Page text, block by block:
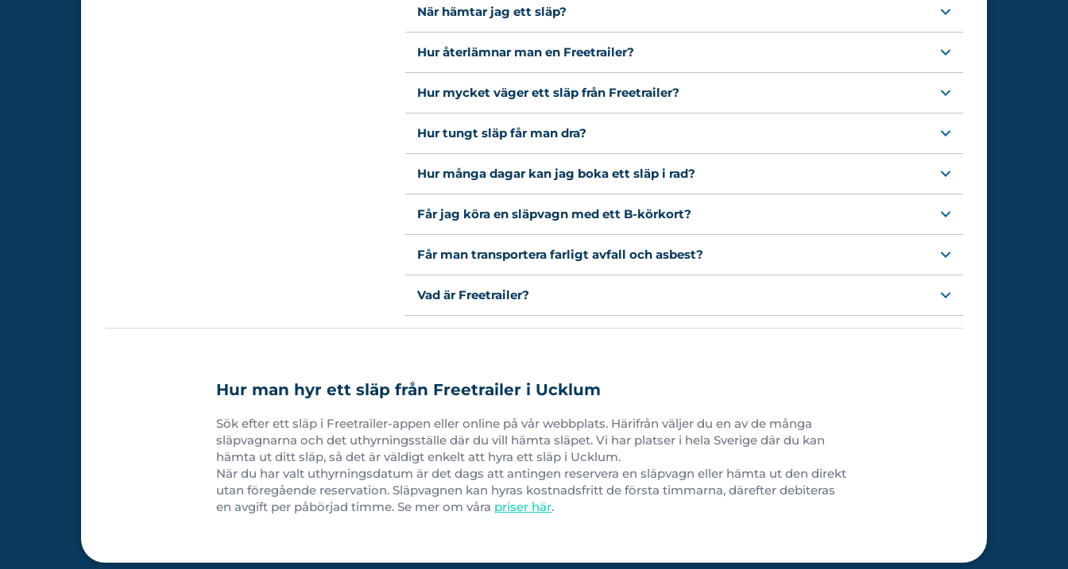
När hämtar jag ett släp?
Hur återlämnar man en Freetrailer?
Hur mycket väger ett släp från Freetrailer?
Hur tungt släp får man dra?
Hur många dagar kan jag boka ett släp i rad?
Får jag köra en släpvagn med ett B-körkort?
Får man transportera farligt avfall och asbest?
Vad är Freetrailer?
Hur man hyr ett släp från Freetrailer i Ucklum
Sök efter ett släp i Freetrailer-appen eller online på vår webbplats. Härifrån väljer du en av de många
släpvagnarna och det uthyrningsställe där du vill hämta släpet. Vi har platser i hela Sverige där du kan
hämta ut ditt släp, så det är väldigt enkelt att hyra ett släp i Ucklum.
När du har valt uthyrningsdatum är det dags att antingen reservera en släpvagn eller hämta ut den direkt
utan föregående reservation. Släpvagnen kan hyras kostnadsfritt de första timmarna, därefter debiteras
en avgift per påbörjad timme. Se mer om våra priser här.